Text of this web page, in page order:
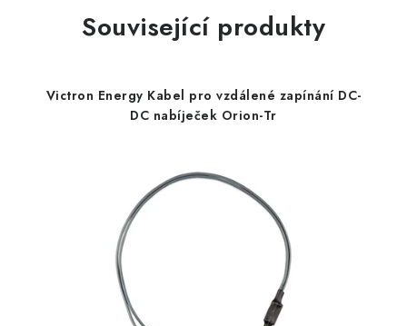
Související produkty
Victron Energy Kabel pro vzdálené zapínání DC-
DC nabíječek Orion-Tr